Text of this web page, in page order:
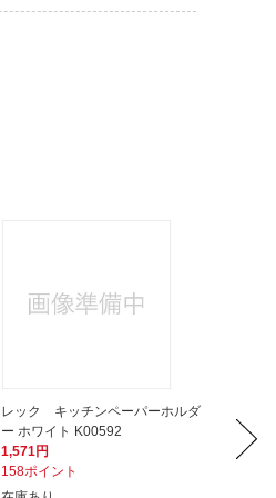
レック キッチンペーパーホルダ
ー ホワイト K00592
1,571円
158ポイント
ッチ
1,550円